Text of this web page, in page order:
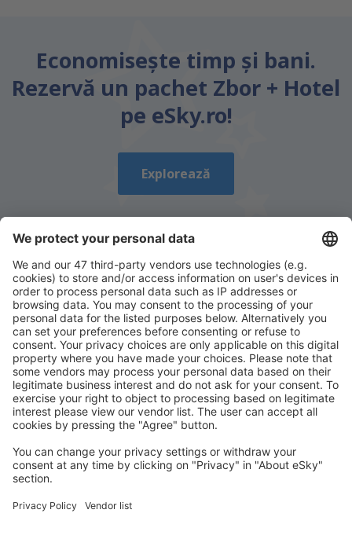
Economiseşte timp și bani.
Rezervă un pachet Zbor + Hotel
pe eSky.ro!
Explorează
Descarcă aplicația noastrăși organizează-ţi
convenabil călătoriile
Planifică-ți călătoria
Bilete de avion